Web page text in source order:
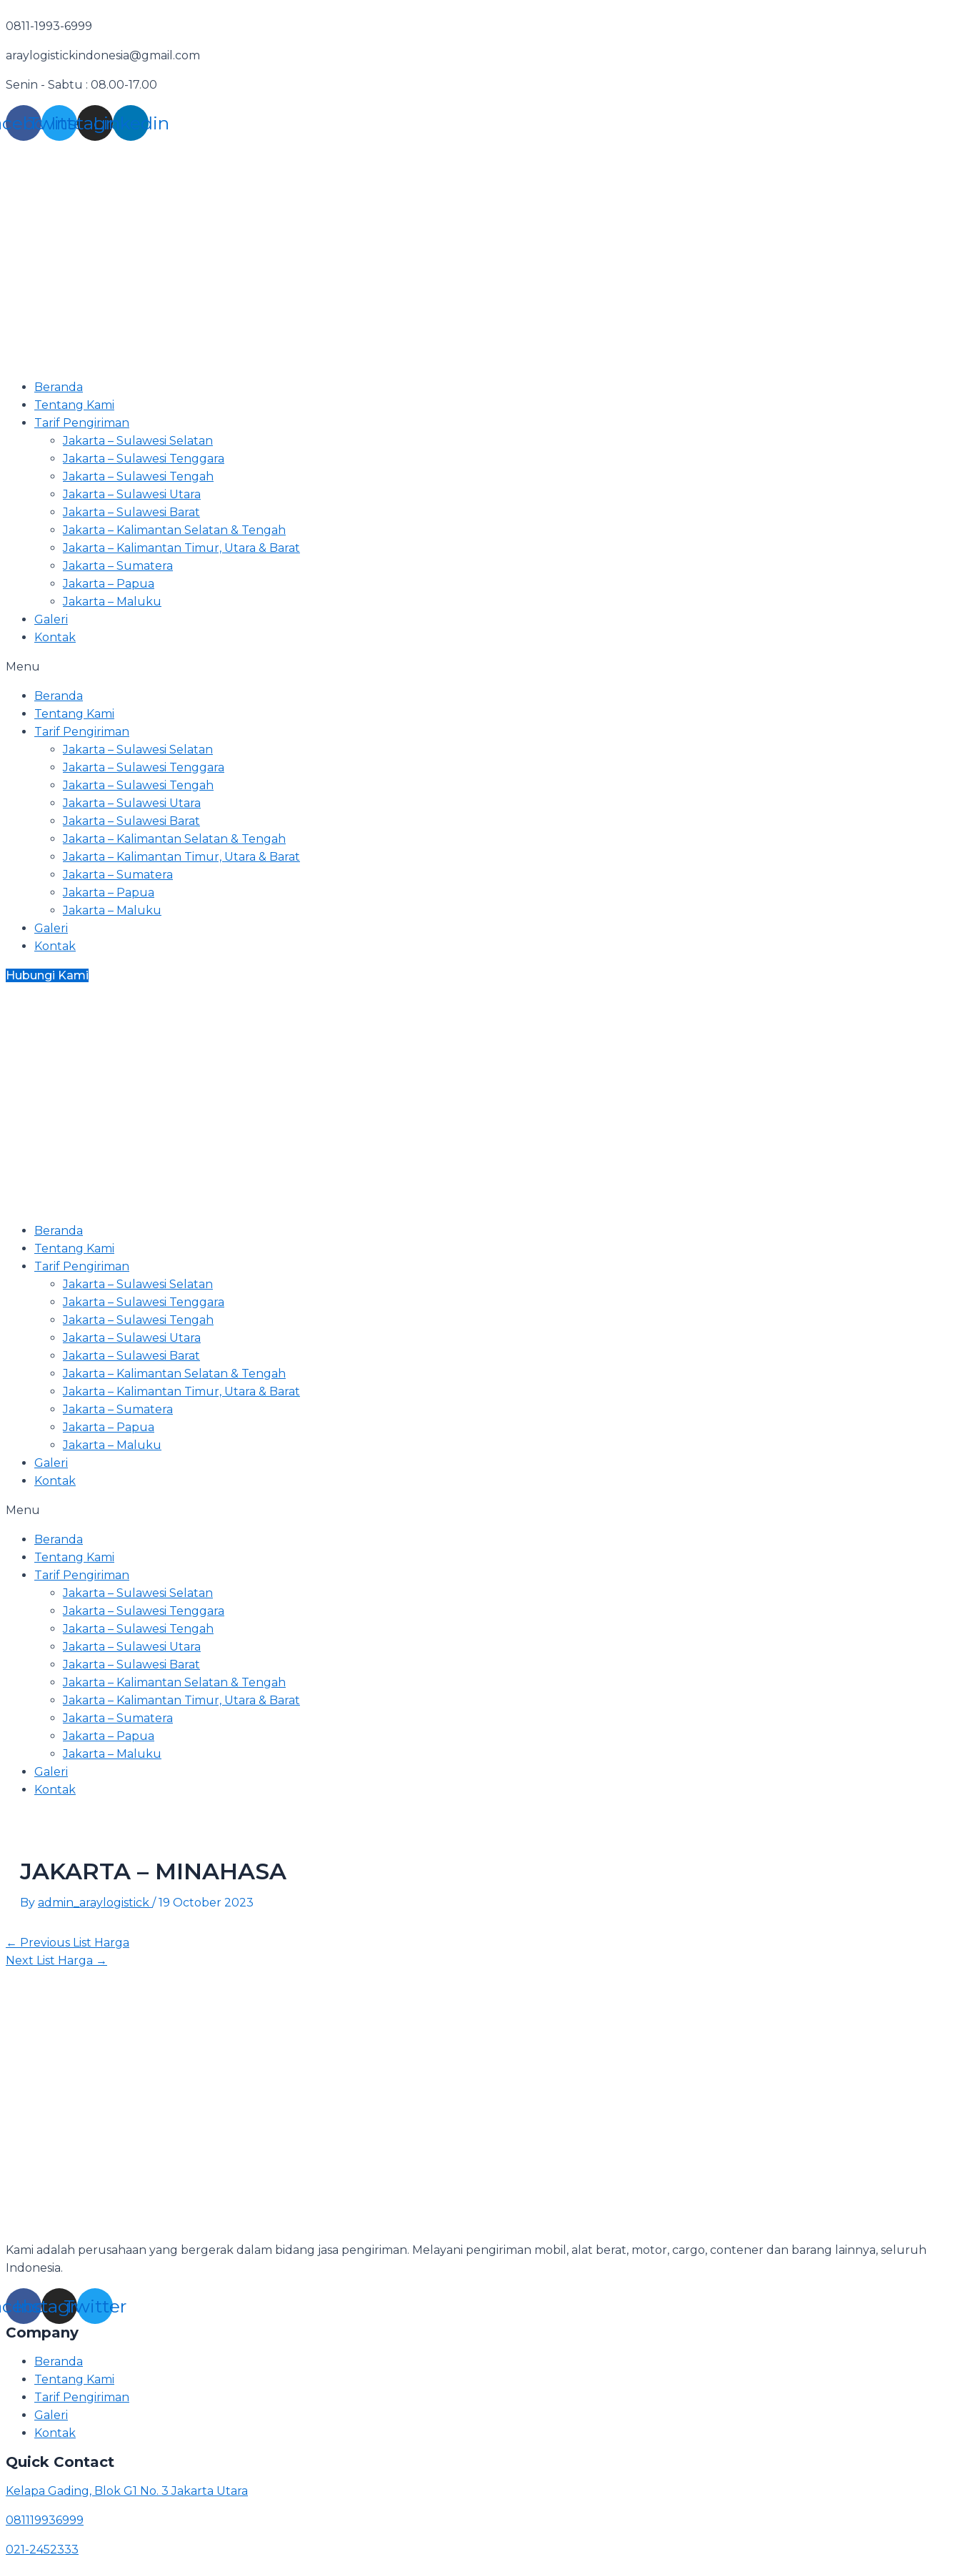
to
0811-1993-6999
araylogistickindonesia@gmail.com
Senin - Sabtu : 08.00-17.00
Twitter
Instagram
Linkedin
Beranda
Tentang Kami
Tarif Pengiriman
Jakarta – Sulawesi Selatan
Jakarta – Sulawesi Tenggara
Jakarta – Sulawesi Tengah
Jakarta – Sulawesi Utara
Jakarta – Sulawesi Barat
Jakarta – Kalimantan Selatan & Tengah
Jakarta – Kalimantan Timur, Utara & Barat
Jakarta – Sumatera
Jakarta – Papua
Jakarta – Maluku
Galeri
Kontak
Menu
Beranda
Tentang Kami
Tarif Pengiriman
Jakarta – Sulawesi Selatan
Jakarta – Sulawesi Tenggara
Jakarta – Sulawesi Tengah
Jakarta – Sulawesi Utara
Jakarta – Sulawesi Barat
Jakarta – Kalimantan Selatan & Tengah
Jakarta – Kalimantan Timur, Utara & Barat
Jakarta – Sumatera
Jakarta – Papua
Jakarta – Maluku
Galeri
Kontak
Hubungi Kami
Beranda
Tentang Kami
Tarif Pengiriman
Jakarta – Sulawesi Selatan
Jakarta – Sulawesi Tenggara
Jakarta – Sulawesi Tengah
Jakarta – Sulawesi Utara
Jakarta – Sulawesi Barat
Jakarta – Kalimantan Selatan & Tengah
Jakarta – Kalimantan Timur, Utara & Barat
Jakarta – Sumatera
Jakarta – Papua
Jakarta – Maluku
Galeri
Kontak
Menu
Beranda
Tentang Kami
Tarif Pengiriman
Jakarta – Sulawesi Selatan
Jakarta – Sulawesi Tenggara
Jakarta – Sulawesi Tengah
Jakarta – Sulawesi Utara
Jakarta – Sulawesi Barat
Jakarta – Kalimantan Selatan & Tengah
Jakarta – Kalimantan Timur, Utara & Barat
Jakarta – Sumatera
Jakarta – Papua
Jakarta – Maluku
Galeri
Kontak
JAKARTA – MINAHASA
By admin_araylogistick /19 October 2023
navigation
← Previous List Harga
Next List Harga →
Kami adalah perusahaan yang bergerak dalam bidang jasa pengiriman. Melayani pengiriman mobil, alat berat, motor, cargo, contener dan barang lainnya, seluruh
Indonesia.
Instagram
Twitter
Company
Beranda
Tentang Kami
Tarif Pengiriman
Galeri
Kontak
Quick Contact
Kelapa Gading, Blok G1 No. 3 Jakarta Utara
081119936999
021-2452333